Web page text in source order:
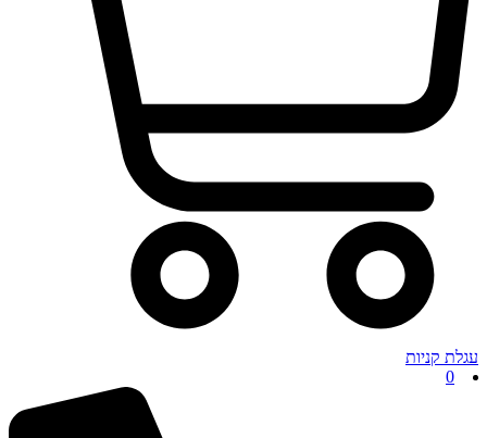
עגלת קניות
0